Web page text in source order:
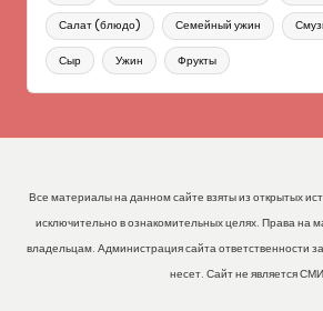
Салат (блюдо) Семейный ужин
Сыр Ужин Фрукты
Все материалы на данном сайте взяты из открытых
исключительно в ознакомительных целях. Права на
владельцам. Администрация сайта ответственности
несет. Сайт не является